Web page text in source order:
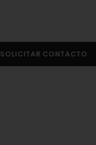
SOLICITAR CONTACTO